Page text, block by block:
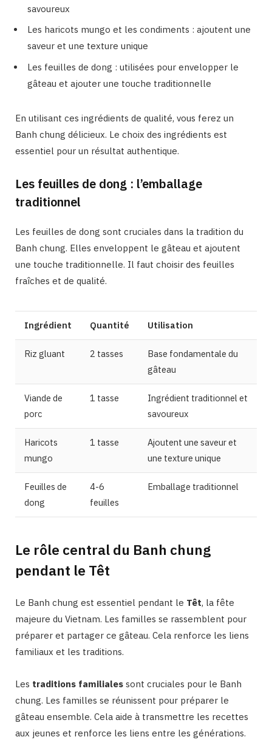
savoureux
Les haricots mungo et les condiments : ajoutent une
saveur et une texture unique
Les feuilles de dong : utilisées pour envelopper le
gâteau et ajouter une touche traditionnelle
En utilisant ces ingrédients de qualité, vous ferez un
Banh chung délicieux. Le choix des ingrédients est
essentiel pour un résultat authentique.
Les feuilles de dong : l’emballage
traditionnel
Les feuilles de dong sont cruciales dans la tradition du
Banh chung. Elles enveloppent le gâteau et ajoutent
une touche traditionnelle. Il faut choisir des feuilles
fraîches et de qualité.
Ingrédient Quantité Utilisation
Riz gluant 2 tasses
Base fondamentale du
gâteau
Viande de
porc
1 tasse
Ingrédient traditionnel et
savoureux
Haricots
mungo
1 tasse
Ajoutent une saveur et
une texture unique
Feuilles de
dong
4-6
feuilles
Emballage traditionnel
Le rôle central du Banh chung
pendant le Têt
Le Banh chung est essentiel pendant le Têt, la fête
majeure du Vietnam. Les familles se rassemblent pour
préparer et partager ce gâteau. Cela renforce les liens
familiaux et les traditions.
Les traditions familiales sont cruciales pour le Banh
chung. Les familles se réunissent pour préparer le
gâteau ensemble. Cela aide à transmettre les recettes
aux jeunes et renforce les liens entre les générations.